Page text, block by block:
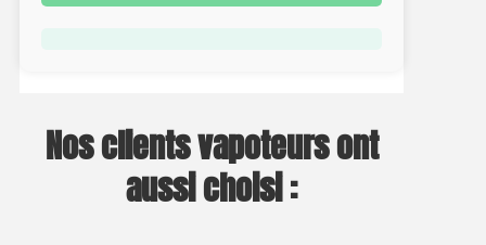
Nos clients vapoteurs ont
aussi choisi :